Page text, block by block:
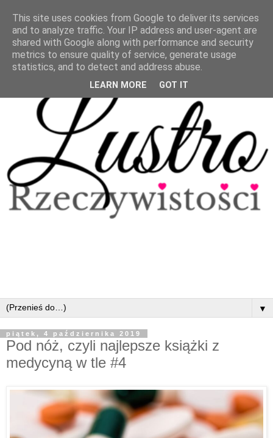
▼
piątek, 4 października 2019
Pod nóż, czyli najlepsze książki z
medycyną w tle #4
This site uses cookies from Google to deliver its services
and to analyze traffic. Your IP address and user-agent are
shared with Google along with performance and security
metrics to ensure quality of service, generate usage
statistics, and to detect and address abuse.
LEARN MORE GOT IT